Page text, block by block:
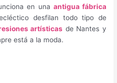
en una antigua fábrica
desfilan todo tipo de
artísticas de Nantes y
está a la moda.